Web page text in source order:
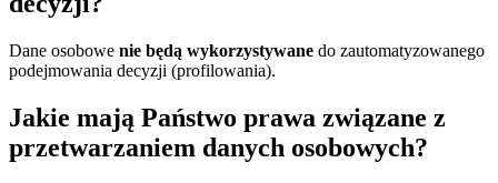
Dane osobowe nie będą wykorzystywane do zautomatyzowanego
podejmowania decyzji (profilowania).
Jakie mają Państwo prawa związane z
przetwarzaniem danych osobowych?